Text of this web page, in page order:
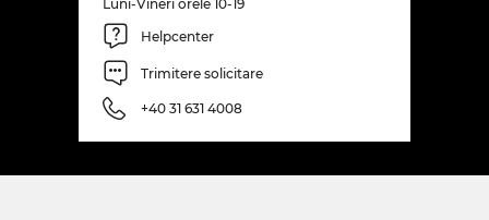
Luni-Vineri orele 10-19
Helpcenter
Trimitere solicitare
+40 31 631 4008